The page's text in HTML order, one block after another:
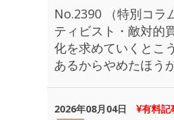
No.2390 （特別コラ
ティビスト・敵対的
化を求めていくとこ
あるからやめたほう
2026年08月04日 有料記